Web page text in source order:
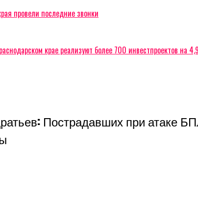
провели последние звонки
крае реализуют более 700 инвестпроектов на
Пострадавших при атаке